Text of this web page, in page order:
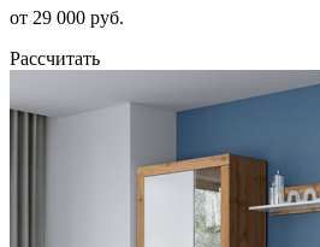
от 29 000 руб.
Рассчитать